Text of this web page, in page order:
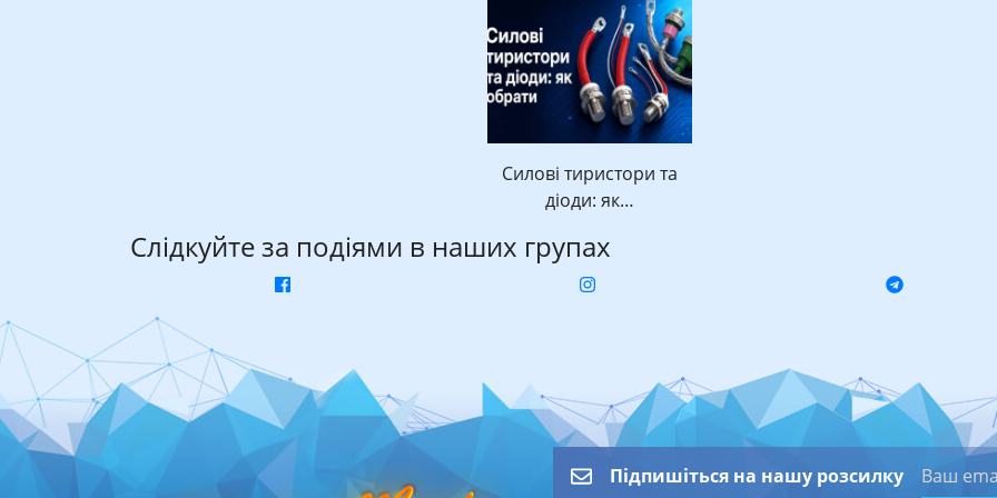
Силові тиристори та
діоди: як…
Слідкуйте за подіями в наших групах
Підпишіться на нашу розсилку